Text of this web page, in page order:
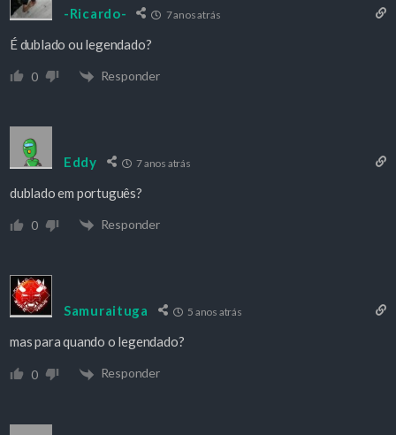
-Ricardo- 7 anos atrás
É dublado ou legendado?
0 Responder
Eddy 7 anos atrás
dublado em português?
0 Responder
Samuraituga 5 anos atrás
mas para quando o legendado?
0 Responder